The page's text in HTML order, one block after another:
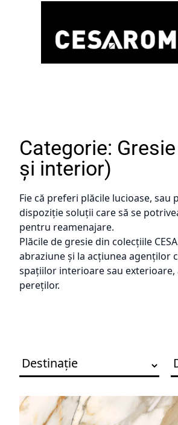
Categorie:
și interior)
Fie că preferi plăcile lucioase,
dispoziție soluții care să se
pentru reamenajare.
Plăcile de gresie din colecțiile
abraziune și la acțiunea agenților
spațiilor interioare sau
pereților.